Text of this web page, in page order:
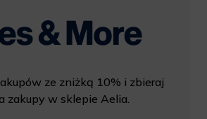
ze zniżką 10% i zbieraj
zakupy w sklepie Aelia.